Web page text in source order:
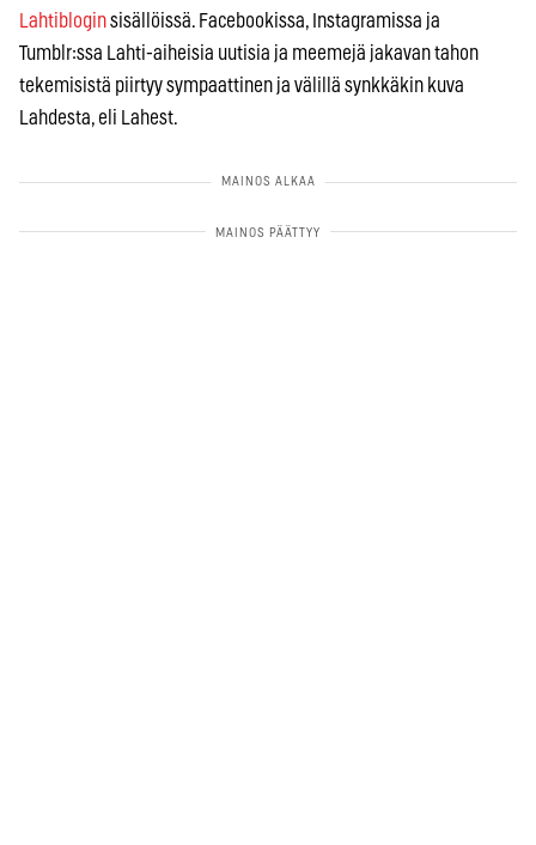
Lahtibloginsisällöissä. Facebookissa, Instagramissa ja
Tumblr:ssa Lahti-aiheisia uutisia ja meemejä jakavan tahon
tekemisistä piirtyy sympaattinen ja välillä synkkäkin kuva
Lahdesta, eli Lahest.